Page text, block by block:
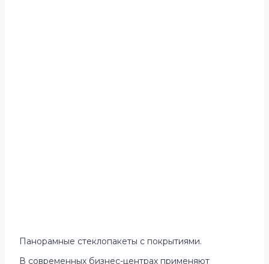
Панорамные стеклопакеты с покрытиями.
В современных бизнес-центрах применяют